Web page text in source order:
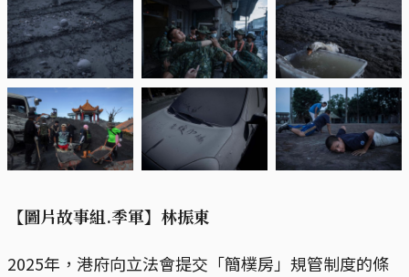
【圖片故事組.季軍】林振東
2025年，港府向立法會提交「簡樸房」規管制度的條